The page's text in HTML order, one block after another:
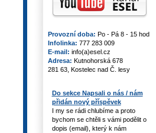
Provozní doba: Po - Pá 8 - 15 hod
Infolinka: 777 283 009
E-mail: info(a)esel.cz
Adresa: Kutnohorská 678
281 63, Kostelec nad Č. lesy
Do sekce Napsali o nás / nám
přidán nový příspěvek
I my se rádi chlubíme a proto
bychom se chtěli s vámi podělit o
dopis (email), který k nám